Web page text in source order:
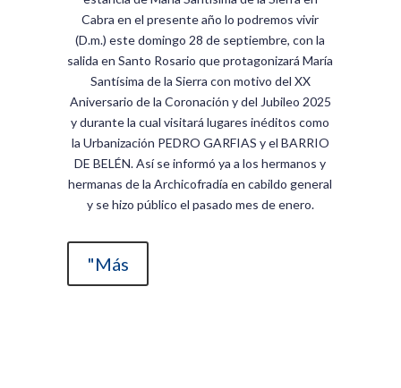
Cabra en el presente año lo podremos vivir
(D.m.) este domingo 28 de septiembre, con la
salida en Santo Rosario que protagonizará María
Santísima de la Sierra con motivo del XX
Aniversario de la Coronación y del Jubileo 2025
y durante la cual visitará lugares inéditos como
la Urbanización PEDRO GARFIAS y el BARRIO
DE BELÉN. Así se informó ya a los hermanos y
hermanas de la Archicofradía en cabildo general
y se hizo público el pasado mes de enero.
"Más